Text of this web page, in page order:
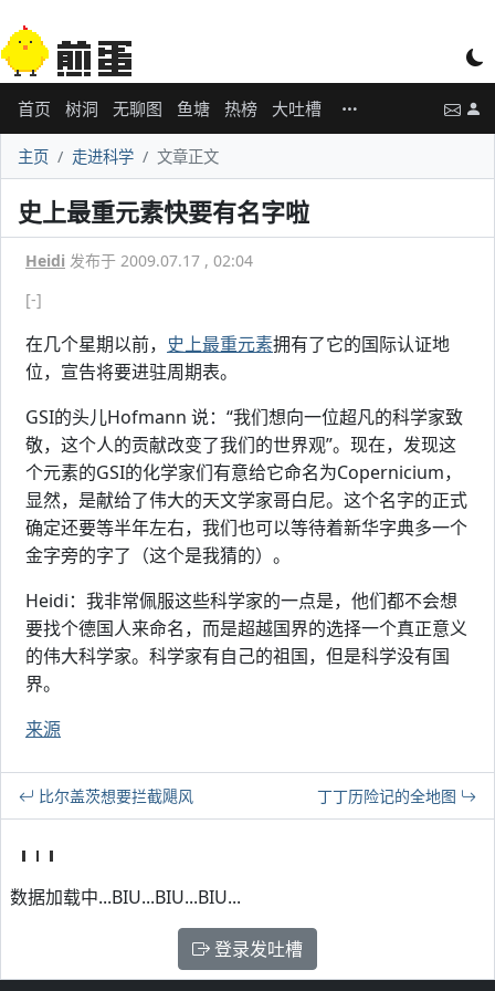
首页 树洞 无聊图 鱼塘 热榜 大吐槽
主页 走进科学 文章正文
史上最重元素快要有名字啦
Heidi 发布于 2009.07.17 , 02:04
[-]
在几个星期以前， 史上最重元素拥有了它的国际认证地
位，宣告将要进驻周期表。
GSI的头儿Hofmann 说：“我们想向一位超凡的科学家致
敬，这个人的贡献改变了我们的世界观”。现在，发现这
个元素的GSI的化学家们有意给它命名为Copernicium，
显然，是献给了伟大的天文学家哥白尼。这个名字的正式
确定还要等半年左右，我们也可以等待着新华字典多一个
金字旁的字了（这个是我猜的）。
Heidi：我非常佩服这些科学家的一点是，他们都不会想
要找个德国人来命名，而是超越国界的选择一个真正意义
的伟大科学家。科学家有自己的祖国，但是科学没有国
界。
来源
比尔盖茨想要拦截飓风 丁丁历险记的全地图
数据加载中...BIU...BIU...BIU...
登录发吐槽